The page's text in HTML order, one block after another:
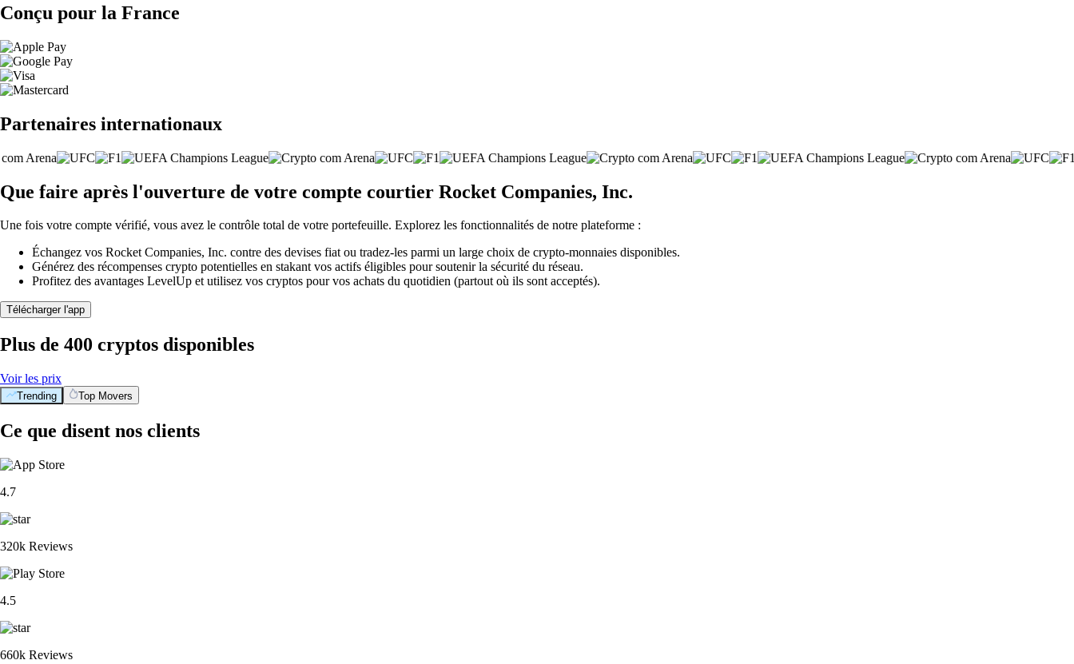
Conçu pour la France
Partenaires internationaux
Que faire après l'ouverture de votre compte courtier Rocket Companies, Inc.
Une fois votre compte vérifié, vous avez le contrôle total de votre portefeuille. Explorez les fonctionnalités de notre plateforme :
Échangez vos Rocket Companies, Inc. contre des devises fiat ou tradez-les parmi un large choix de crypto-monnaies disponibles.
Générez des récompenses crypto potentielles en stakant vos actifs éligibles pour soutenir la sécurité du réseau.
Profitez des avantages LevelUp et utilisez vos cryptos pour vos achats du quotidien (partout où ils sont acceptés).
Télécharger l'app
Plus de 400 cryptos disponibles
Voir les prix
Trending Top Movers
Ce que disent nos clients
4.7
320k Reviews
4.5
660k Reviews